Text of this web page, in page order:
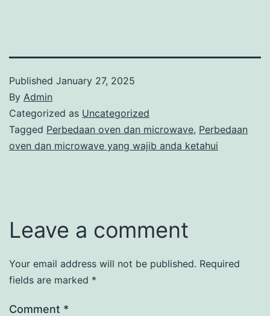
Published January 27, 2025
By Admin
Categorized as Uncategorized
Tagged Perbedaan oven dan microwave, Perbedaan
oven dan microwave yang wajib anda ketahui
Leave a comment
Your email address will not be published. Required
fields are marked *
Comment *